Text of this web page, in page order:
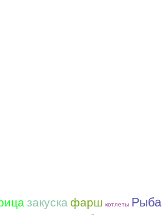
закускафарш котлеты Рыба